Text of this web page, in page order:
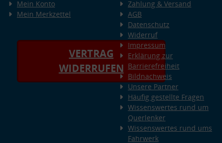
Mein Konto
Mein Merkzettel
VERTRAG
WIDERRUFEN
Zahlung & Versand
AGB
Datenschutz
Widerruf
Impressum
Erklärung zur
Barrierefreiheit
Bildnachweis
Unsere Partner
Häufig gestellte Fragen
Wissenswertes rund um
Querlenker
Wissenswertes rund ums
Fahrwerk